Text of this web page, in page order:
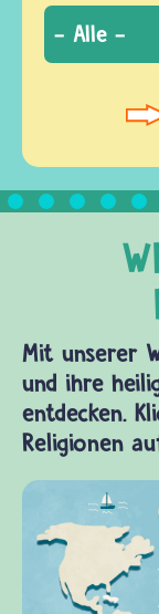
Mit unserer
und ihre
entdecken.
Religionen